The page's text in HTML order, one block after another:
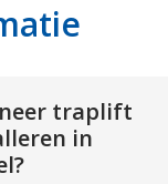
traplift
in